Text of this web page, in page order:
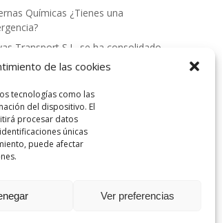
de las cookies
tecnologías como las
del dispositivo. El
procesar datos
únicas
puede afectar
Ver preferencias
Químicas ¿Tienes una
Transport S.L. se ha consolidado
líder en el sector del transporte de